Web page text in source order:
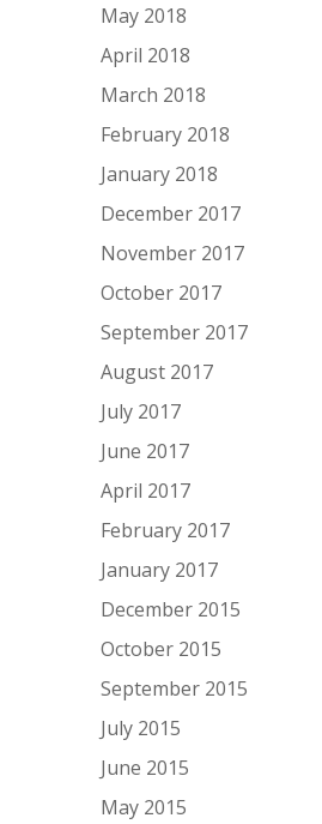
May 2018
April 2018
March 2018
February 2018
January 2018
December 2017
November 2017
October 2017
September 2017
August 2017
July 2017
June 2017
April 2017
February 2017
January 2017
December 2015
October 2015
September 2015
July 2015
June 2015
May 2015